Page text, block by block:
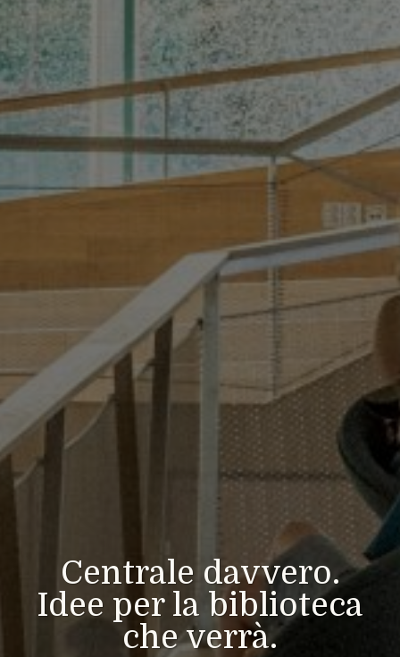
Centrale davvero.
Idee per la biblioteca
che verrà.